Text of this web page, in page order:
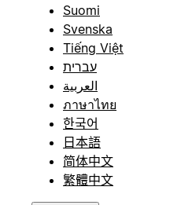
Suomi
Svenska
Tiếng Việt
עברית
العربية
ภาษาไทย
한국어
日本語
简体中文
繁體中文